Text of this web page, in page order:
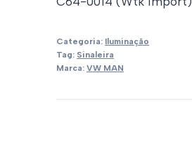
Categoria: Iluminação
Tag: Sinaleira
Marca: VW MAN